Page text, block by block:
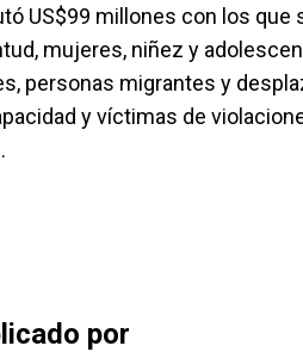
US$99 millones con los que
mujeres, niñez y
personas migrantes y
y víctimas de
por